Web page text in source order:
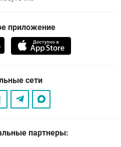
приложение
сети
партнеры: